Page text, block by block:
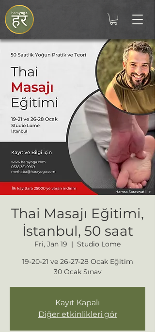
Thai Masajı Eğitimi,
İstanbul, 50 saat
Fri, Jan 19
  |
Studio Lome
19-20-21 ve 26-27-28 Ocak Eğitim
30 Ocak Sınav
Kayıt Kapalı
Diğer etkinlikleri gör